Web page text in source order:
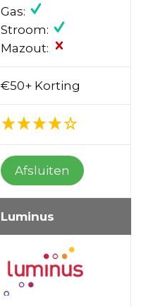
Gas:
Stroom:
Mazout:
€50+ Korting
Afsluiten
Luminus